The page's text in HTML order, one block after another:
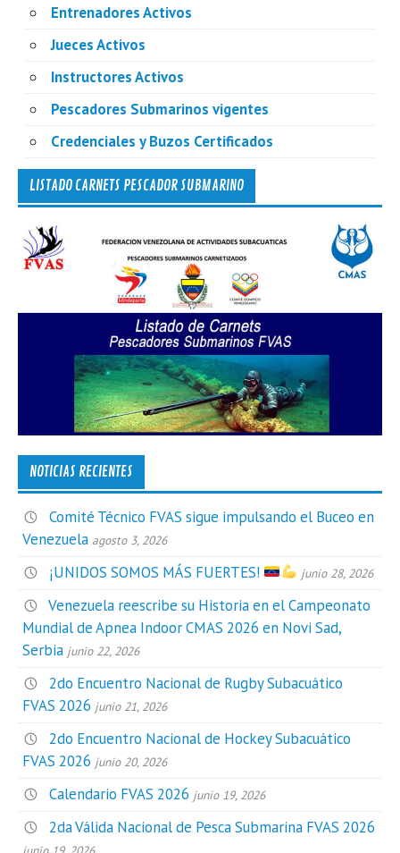
Entrenadores Activos
Jueces Activos
Instructores Activos
Pescadores Submarinos vigentes
Credenciales y Buzos Certificados
LISTADO CARNETS PESCADOR SUBMARINO
NOTICIAS RECIENTES
Comité Técnico FVAS sigue impulsando el Buceo en
Venezuela agosto 3, 2026
¡UNIDOS SOMOS MÁS FUERTES! junio 28, 2026
Venezuela reescribe su Historia en el Campeonato
Mundial de Apnea Indoor CMAS 2026 en Novi Sad,
Serbia junio 22, 2026
2do Encuentro Nacional de Rugby Subacuático
FVAS 2026 junio 21, 2026
2do Encuentro Nacional de Hockey Subacuático
FVAS 2026 junio 20, 2026
Calendario FVAS 2026 junio 19, 2026
2da Válida Nacional de Pesca Submarina FVAS 2026